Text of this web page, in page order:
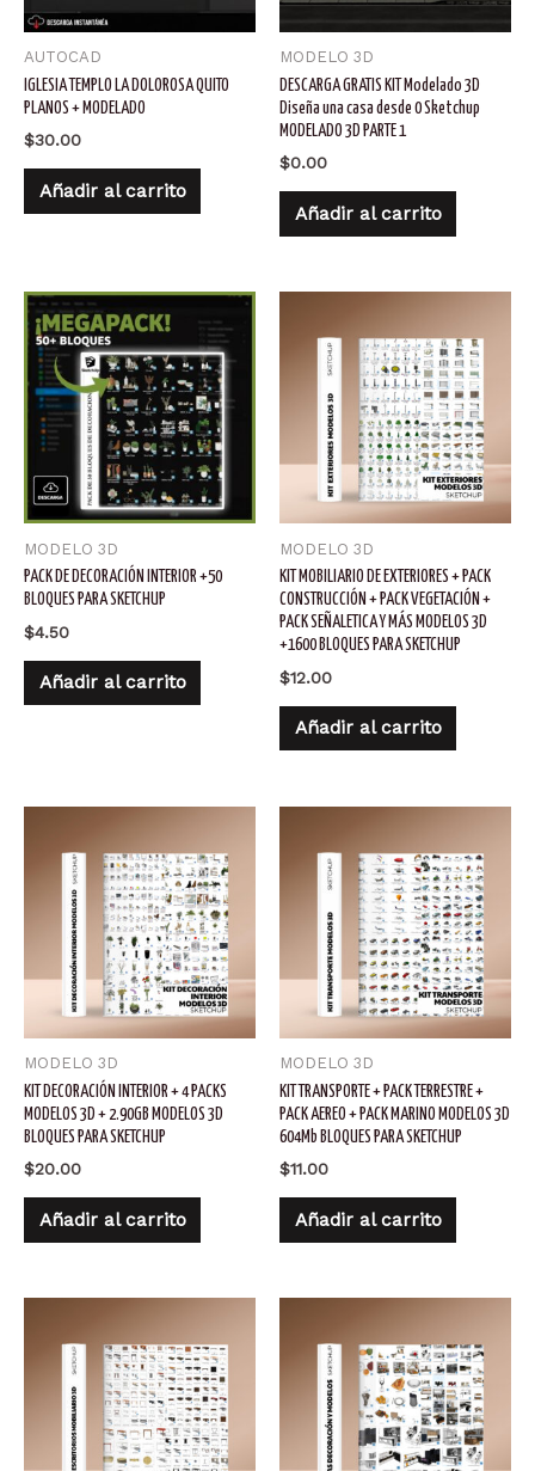
AUTOCAD
IGLESIA TEMPLO LA DOLOROSA QUITO
PLANOS + MODELADO
$30.00
Añadir al carrito
MODELO 3D
DESCARGA GRATIS KIT Modelado 3D
Diseña una casa desde 0 Sketchup
MODELADO 3D PARTE 1
$0.00
Añadir al carrito
MODELO 3D
PACK DE DECORACIÓN INTERIOR +50
BLOQUES PARA SKETCHUP
$4.50
Añadir al carrito
MODELO 3D
KIT MOBILIARIO DE EXTERIORES + PACK
CONSTRUCCIÓN + PACK VEGETACIÓN +
PACK SEÑALETICA Y MÁS MODELOS 3D
+1600 BLOQUES PARA SKETCHUP
$12.00
Añadir al carrito
MODELO 3D
KIT DECORACIÓN INTERIOR + 4 PACKS
MODELOS 3D + 2.90GB MODELOS 3D
BLOQUES PARA SKETCHUP
$20.00
Añadir al carrito
MODELO 3D
KIT TRANSPORTE + PACK TERRESTRE +
PACK AEREO + PACK MARINO MODELOS 3D
604Mb BLOQUES PARA SKETCHUP
$11.00
Añadir al carrito